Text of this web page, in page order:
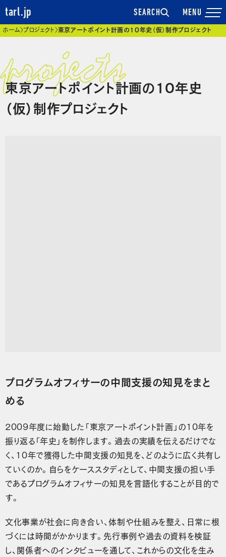
tarl.jp SEARCH
現在位置
ホーム プロジェクト 東京アートポイント計画の10年史（仮）制作プロジェクト
東京アートポイント計画の10年史
（仮）制作プロジェクト
プログラムオフィサーの中間支援の知見をまと
める
2009年度に始動した「東京アートポイント計画」の10年を
振り返る「年史」を制作します。過去の実績を伝えるだけでな
く、10年で獲得した中間支援の知見を、どのように広く共有し
ていくのか。自らをケーススタディとして、中間支援の担い手
であるプログラムオフィサーの知見を言語化することが目的で
す。
文化事業が社会に向き合い、体制や仕組みを整え、日常に根
づくには時間がかかります。先行事例や過去の資料を検証
し、関係者へのインタビューを通して、これからの文化を生み